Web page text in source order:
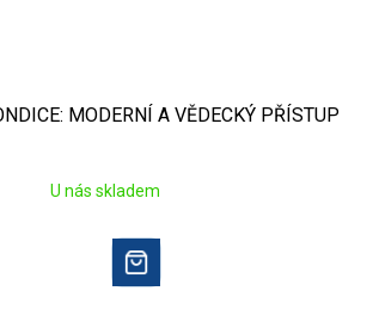
MODERNÍ A VĚDECKÝ PŘÍSTUP
U nás skladem